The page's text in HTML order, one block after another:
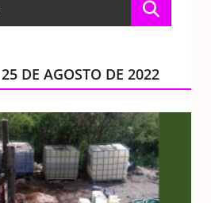
25 DE AGOSTO DE 2022